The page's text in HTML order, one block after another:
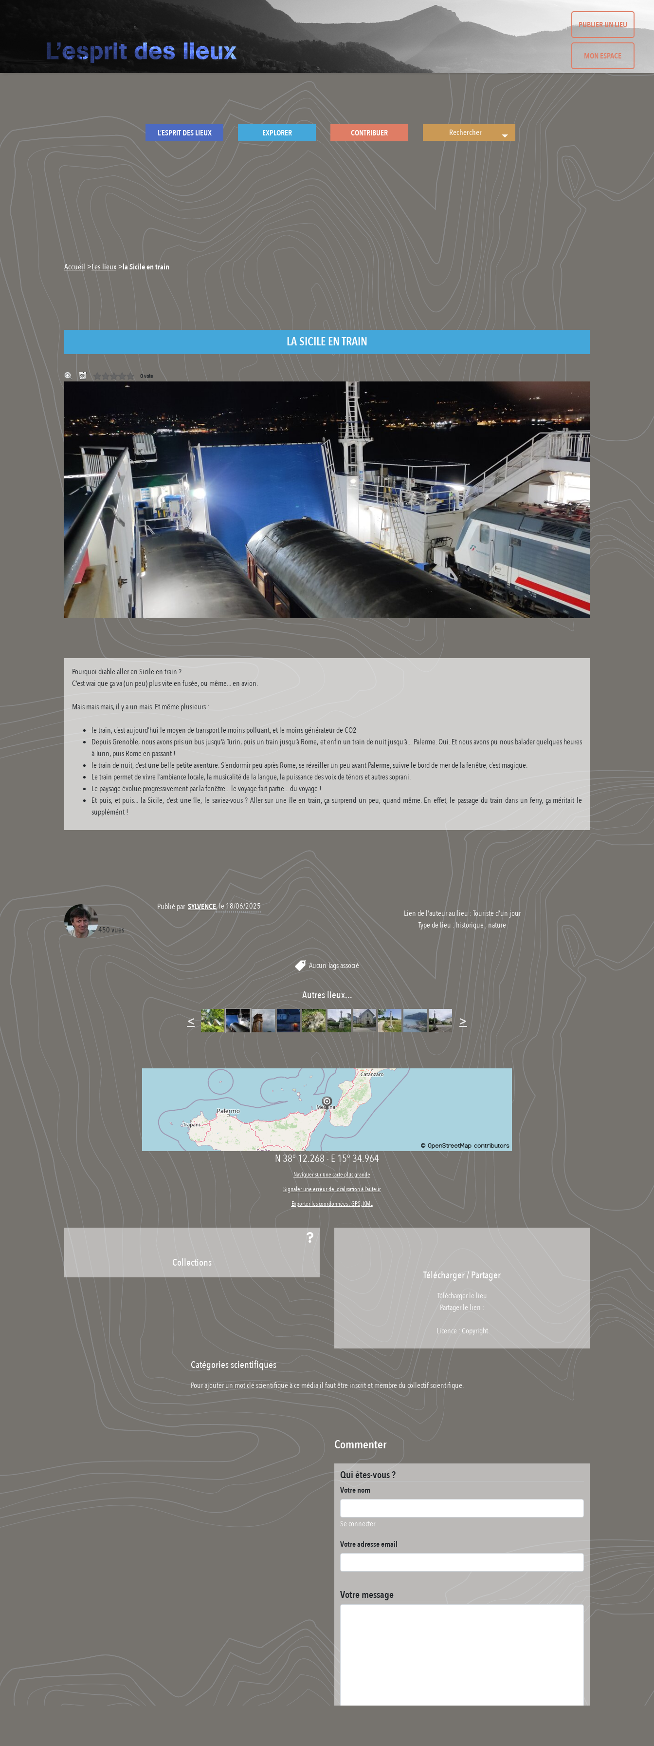
PUBLIER UN LIEU
MON ESPACE
L’ESPRIT DES LIEUX EXPLORER CONTRIBUER
Accueil >Les lieux>la Sicile en train
LA SICILE EN TRAIN
0 vote
Pourquoi diable aller en Sicile en train ?
C’est vrai que ça va (un peu) plus vite en fusée, ou même... en avion.
Mais mais mais, il y a un mais. Et même plusieurs :
le train, c’est aujourd’hui le moyen de transport le moins polluant, et le moins générateur de CO2
Depuis Grenoble, nous avons pris un bus jusqu’à Turin, puis un train jusqu’à Rome, et enfin un train de nuit jusqu’à... Palerme. Oui. Et nous avons pu nous balader quelques heures
à Turin, puis Rome en passant !
le train de nuit, c’est une belle petite aventure. S’endormir peu après Rome, se réveiller un peu avant Palerme, suivre le bord de mer de la fenêtre, c’est magique.
Le train permet de vivre l’ambiance locale, la musicalité de la langue, la puissance des voix de ténors et autres soprani.
Le paysage évolue progressivement par la fenêtre... le voyage fait partie... du voyage !
Et puis, et puis... la Sicile, c’est une île, le saviez-vous ? Aller sur une île en train, ça surprend un peu, quand même. En effet, le passage du train dans un ferry, ça méritait le
supplémént !
Publié par SYLVENCE, le 18/06/2025
450 vues
Lien de l'auteur au lieu : Touriste d’un jour
Type de lieu :historique , nature
Aucun Tags associé
Autres lieux...
< >
N 38° 12.268- E 15° 34.964
Naviguer sur une carte plus grande
Signaler une erreur de localisation à l’auteur
Exporter les coordonnées : GPS, KML
Collections
Télécharger / Partager
Télécharger le lieu
Partager le lien :
Licence : Copyright
Catégories scientifiques
Pour ajouter un mot clé scientifique à ce média il faut être inscrit et membre du collectif scientifique.
Commenter
Qui êtes-vous ?
Votre nom
Se connecter
Votre adresse email
Votre message